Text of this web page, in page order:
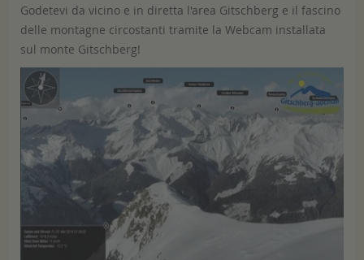
Godetevi da vicino e in diretta l'area Gitschberg e il fascino
delle montagne circostanti tramite la Webcam installata
sul monte Gitschberg!